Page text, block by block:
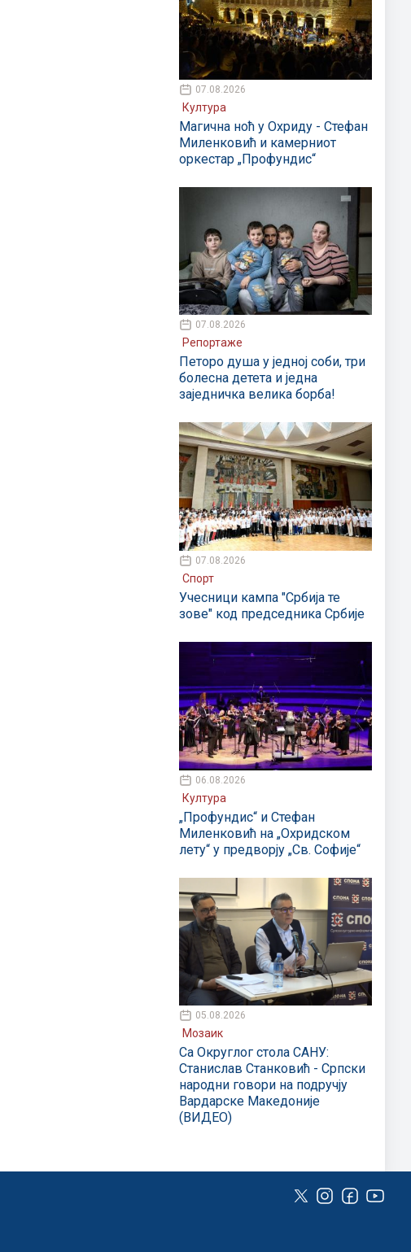
07.08.2026
Култура
Магична ноћ у Охриду - Стефан
Миленковић и камерниот
оркестар „Профундис“
07.08.2026
Репортаже
Петоро душа у једној соби, три
болесна детета и једна
заједничка велика борба!
07.08.2026
Спорт
Учесници кампа "Србија те
зове" код председника Србије
06.08.2026
Култура
„Профундис“ и Стефан
Миленковић на „Охридском
лету“ у предворју „Св. Софије“
05.08.2026
Мозаик
Са Округлог стола САНУ:
Станислав Станковић - Српски
народни говори на подручју
Вардарске Македоније
(ВИДЕО)